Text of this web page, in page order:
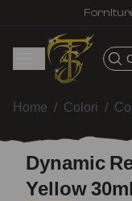
Home / Colori /
Dynamic
Yellow 30ml